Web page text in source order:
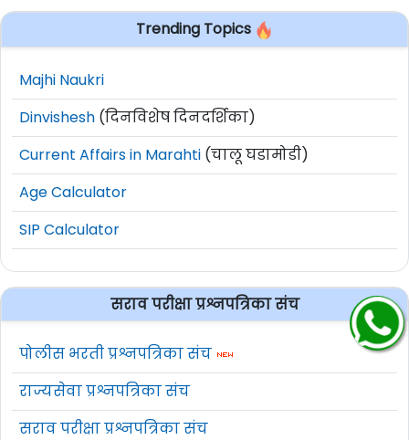
Trending Topics
Majhi Naukri
Dinvishesh (दिनविशेष दिनदर्शिका)
Current Affairs in Marahti (चालू घडामोडी)
Age Calculator
SIP Calculator
सराव परीक्षा प्रश्नपत्रिका संच
पोलीस भरती प्रश्नपत्रिका संच
राज्यसेवा प्रश्नपत्रिका संच
सराव परीक्षा प्रश्नपत्रिका संच